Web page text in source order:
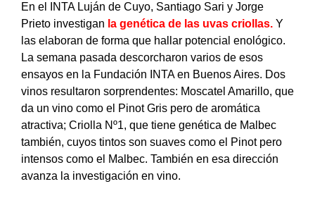
En el INTA Luján de Cuyo, Santiago Sari y Jorge
Prieto investigan la genética de las uvas criollas. Y
las elaboran de forma que hallar potencial enológico.
La semana pasada descorcharon varios de esos
ensayos en la Fundación INTA en Buenos Aires. Dos
vinos resultaron sorprendentes: Moscatel Amarillo, que
da un vino como el Pinot Gris pero de aromática
atractiva; Criolla Nº1, que tiene genética de Malbec
también, cuyos tintos son suaves como el Pinot pero
intensos como el Malbec. También en esa dirección
avanza la investigación en vino.